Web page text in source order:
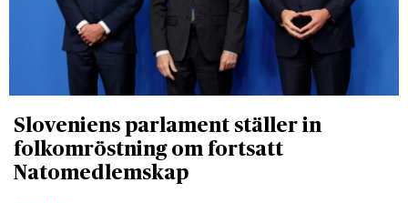
Sloveniens parlament ställer in
folkomröstning om fortsatt
Natomedlemskap